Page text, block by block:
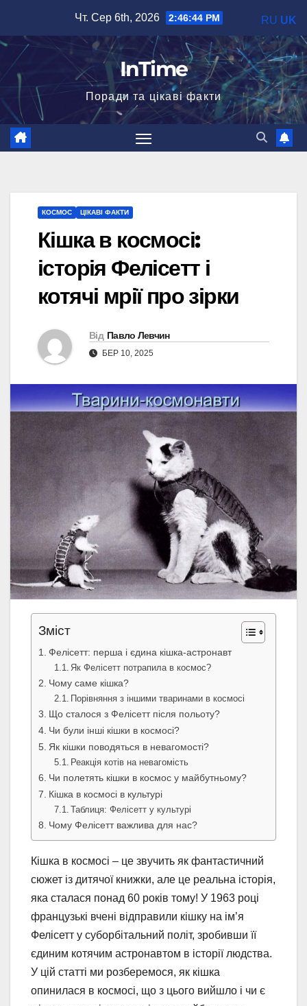
вмісту
Чт. Сер 6th, 2026 2:46:46 PM
InTime
Поради та цікаві факти
КОСМОС ЦІКАВІ ФАКТИ
Кішка в космосі:
історія Фелісетт і
котячі мрії про зірки
Від Павло Левчин
БЕР 10, 2025
Зміст
Фелісетт: перша і єдина кішка-астронавт
Як Фелісетт потрапила в космос?
Чому саме кішка?
Порівняння з іншими тваринами в космосі
Що сталося з Фелісетт після польоту?
Чи були інші кішки в космосі?
Як кішки поводяться в невагомості?
Реакція котів на невагомість
Чи полетять кішки в космос у майбутньому?
Кішка в космосі в культурі
Таблиця: Фелісетт у культурі
Чому Фелісетт важлива для нас?
Кішка в космосі – це звучить як фантастичний
сюжет із дитячої книжки, але це реальна історія,
яка сталася понад 60 років тому! У 1963 році
французькі вчені відправили кішку на ім’я
Фелісетт у суборбітальний політ, зробивши її
єдиним котячим астронавтом в історії людства.
У цій статті ми розберемося, як кішка
опинилася в космосі, що з цього вийшло і чи є
RU UK